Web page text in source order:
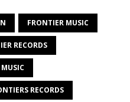
FRONTIER MUSIC
RECORDS
RECORDS